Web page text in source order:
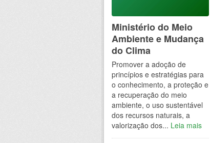
Ministério do Meio
Ambiente e Mudança
do Clima
Promover a adoção de
princípios e estratégias para
o conhecimento, a proteção e
a recuperação do meio
ambiente, o uso sustentável
dos recursos naturais, a
valorização dos... Leia mais